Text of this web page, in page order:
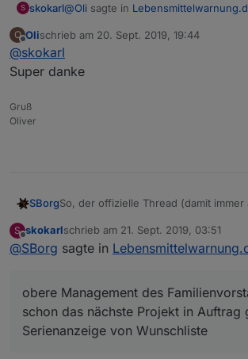
S skokarl@Oli sagte in
zur Verfügung stellen?
Klar,
O
Offline
Olischrieb am 20. Sept. 2019, 19:44
zuletzt editiert von
@skokarl
Super danke
Gruß
Oliver
SBorgSo, der offizielle Thread (damit immer
https://forum.iobroker.net/topic/
warnungen-von-lebensmittelwarnung
Sind zwar noch zwei Baustellen offen
Filter), aber das obere Management
S
Offline
skokarlschrieb am 21. Sept. 2019, 03:51
zuletzt editiert von
@SBorg sagte in
obere Management des
schon das nächste Projekt in Auftrag
Serienanzeige von Wunschliste